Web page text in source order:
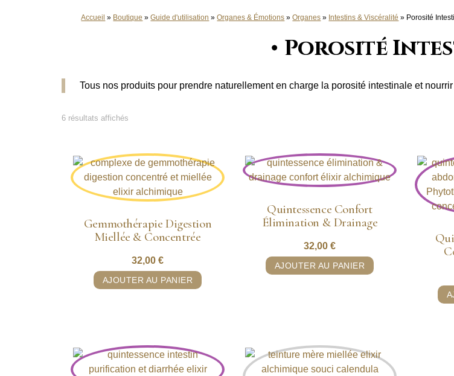
Accueil » Boutique »Guide d'utilisation »Organes & Émotions »Organes » Intestins & Viscéralité » Porosité
Porosité
Tous nos produits pour prendre naturellement en charge la porosité intestinale et
6 résultats affichés
Gemmothérapie Digestion
Miellée & Concentrée
32,00 €
AJOUTER AU PANIER
Quintessence Confort
Élimination & Drainage
32,00 €
AJOUTER AU PANIER